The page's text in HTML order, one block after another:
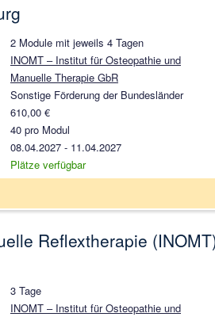
2 Module mit jeweils 4 Tagen
INOMT – Institut für Osteopathie und
Manuelle Therapie GbR
Sonstige Förderung der Bundesländer
610,00 €
40 pro Modul
08.04.2027 - 11.04.2027
Plätze verfügbar
Reflextherapie
3 Tage
INOMT – Institut für Osteopathie und